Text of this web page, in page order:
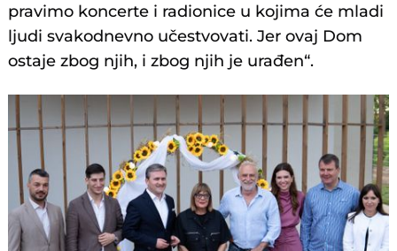
pravimo koncerte i radionice u kojima će mladi
ljudi svakodnevno učestvovati. Jer ovaj Dom
ostaje zbog njih, i zbog njih je urađen“.